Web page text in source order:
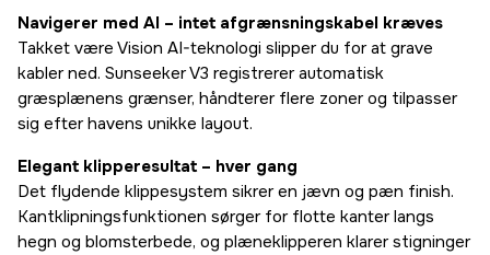
Navigerer med AI – intet afgrænsningskabel kræves
Takket være Vision AI-teknologi slipper du for at grave
kabler ned. Sunseeker V3 registrerer automatisk
græsplænens grænser, håndterer flere zoner og tilpasser
sig efter havens unikke layout.
Elegant klipperesultat – hver gang
Det flydende klippesystem sikrer en jævn og pæn finish.
Kantklipningsfunktionen sørger for flotte kanter langs
hegn og blomsterbede, og plæneklipperen klarer stigninger